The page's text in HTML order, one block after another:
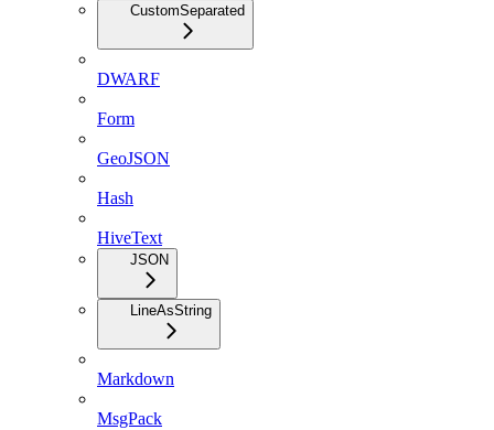
CustomSeparated
DWARF
Form
GeoJSON
Hash
HiveText
JSON
LineAsString
Markdown
MsgPack